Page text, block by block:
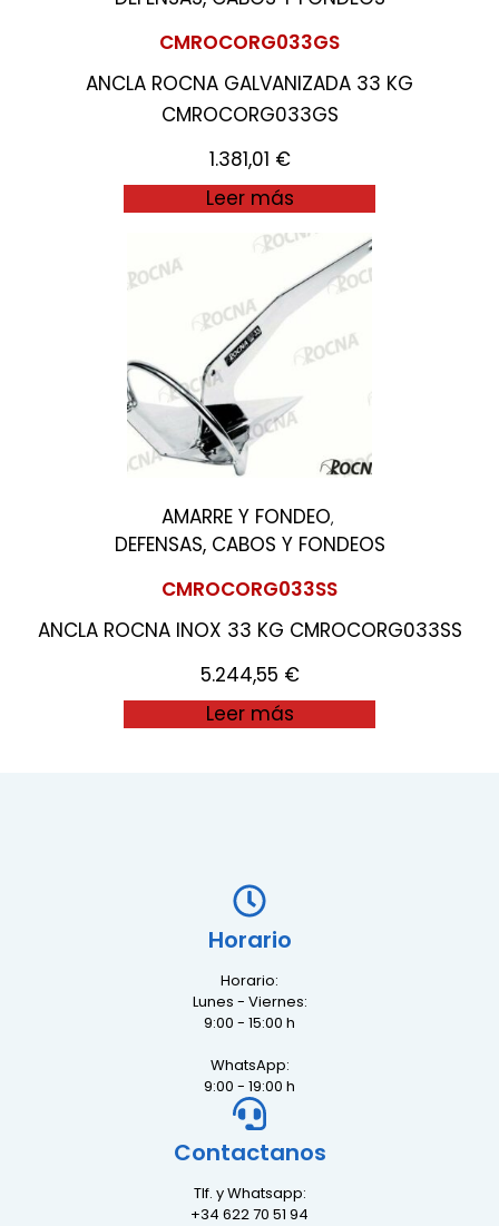
CMROCORG033GS
ANCLA ROCNA GALVANIZADA 33 KG
CMROCORG033GS
1.381,01 €
Leer más
AMARRE Y FONDEO,
DEFENSAS, CABOS Y FONDEOS
CMROCORG033SS
ANCLA ROCNA INOX 33 KG CMROCORG033SS
5.244,55 €
Leer más
Horario
Horario:
Lunes - Viernes:
9:00 - 15:00 h
WhatsApp:
9:00 - 19:00 h
Contactanos
Tlf. y Whatsapp:
+34 622 70 51 94